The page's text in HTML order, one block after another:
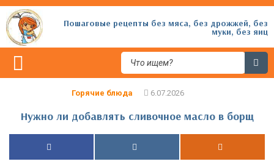
Пошаговые рецепты без мяса, без дрожжей, без
муки, без яиц
Горячие блюда
Нужно ли добавлять сливочное масло в борщ